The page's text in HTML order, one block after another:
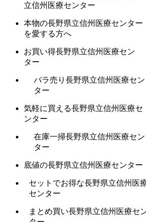
立信州医療センター
本物の長野県立信州医療センター
を愛する方へ
お買い得長野県立信州医療セン
ター
バラ売り長野県立信州医療セン
ター
気軽に買える長野県立信州医療セ
ンター
在庫一掃長野県立信州医療セン
ター
底値の長野県立信州医療センター
セットでお得な長野県立信州医
センター
まとめ買い長野県立信州医療セ